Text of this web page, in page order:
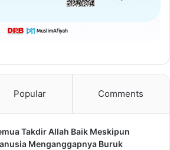
Popular Comments
Takdir Allah Baik Meskipun
Menganggapnya Buruk